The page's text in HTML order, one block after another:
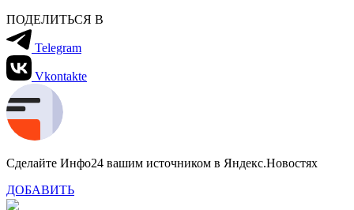
ПОДЕЛИТЬСЯ В
Telegram
Vkontakte
Сделайте Инфо24 вашим источником в Яндекс.Новостях
ДОБАВИТЬ